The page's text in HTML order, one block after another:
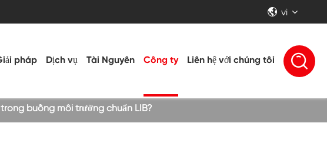
 vi
pháp Dịch vụ Tài Nguyên Công ty Liên hệ với chúng tôi 
buồng môi trường chuẩn LIB?